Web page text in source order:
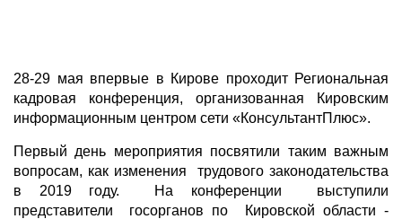
28-29 мая впервые в Кирове проходит Региональная
кадровая конференция, организованная Кировским
информационным центром сети «КонсультантПлюс».
Первый день мероприятия посвятили таким важным
вопросам, как изменения трудового законодательства
в 2019 году. На конференции выступили
представители госорганов по Кировской области -